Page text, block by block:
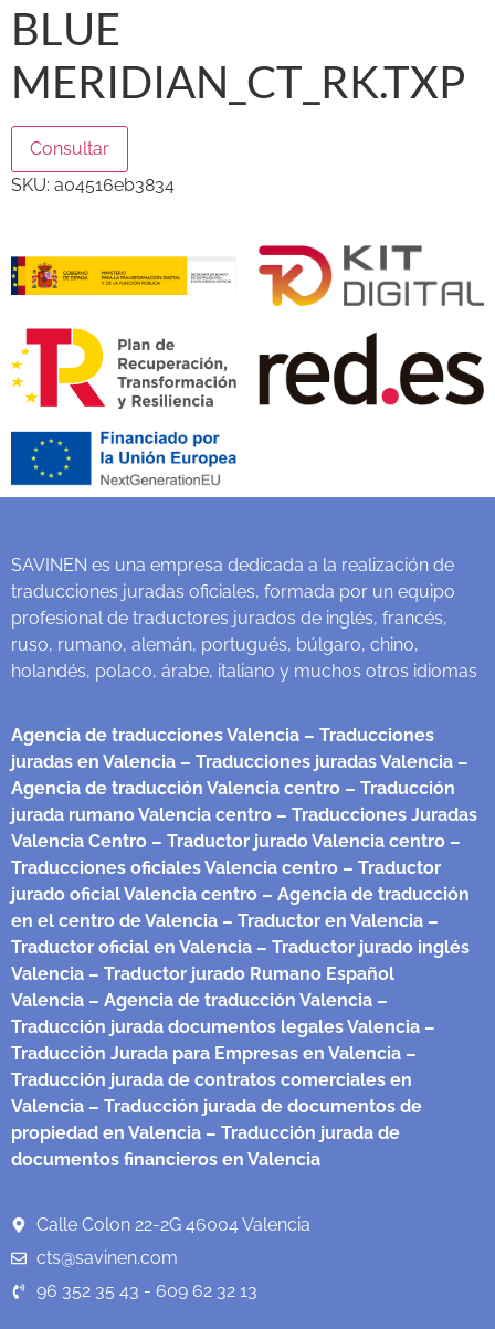
BLUE
MERIDIAN_CT_RK.TXP
Consultar
SKU: a04516eb3834
SAVINEN es una empresa dedicada a la realización de
traducciones juradas oficiales, formada por un equipo
profesional de traductores jurados de inglés, francés,
ruso, rumano, alemán, portugués, búlgaro, chino,
holandés, polaco, árabe, italiano y muchos otros idiomas
Agencia de traducciones Valencia – Traducciones
juradas en Valencia – Traducciones juradas Valencia –
Agencia de traducción Valencia centro – Traducción
jurada rumano Valencia centro – Traducciones Juradas
Valencia Centro – Traductor jurado Valencia centro –
Traducciones oficiales Valencia centro – Traductor
jurado oficial Valencia centro – Agencia de traducción
en el centro de Valencia – Traductor en Valencia –
Traductor oficial en Valencia – Traductor jurado inglés
Valencia – Traductor jurado Rumano Español
Valencia – Agencia de traducción Valencia –
Traducción jurada documentos legales Valencia –
Traducción Jurada para Empresas en Valencia –
Traducción jurada de contratos comerciales en
Valencia – Traducción jurada de documentos de
propiedad en Valencia – Traducción jurada de
documentos financieros en Valencia
Calle Colon 22-2G 46004 Valencia
cts@savinen.com
96 352 35 43 - 609 62 32 13